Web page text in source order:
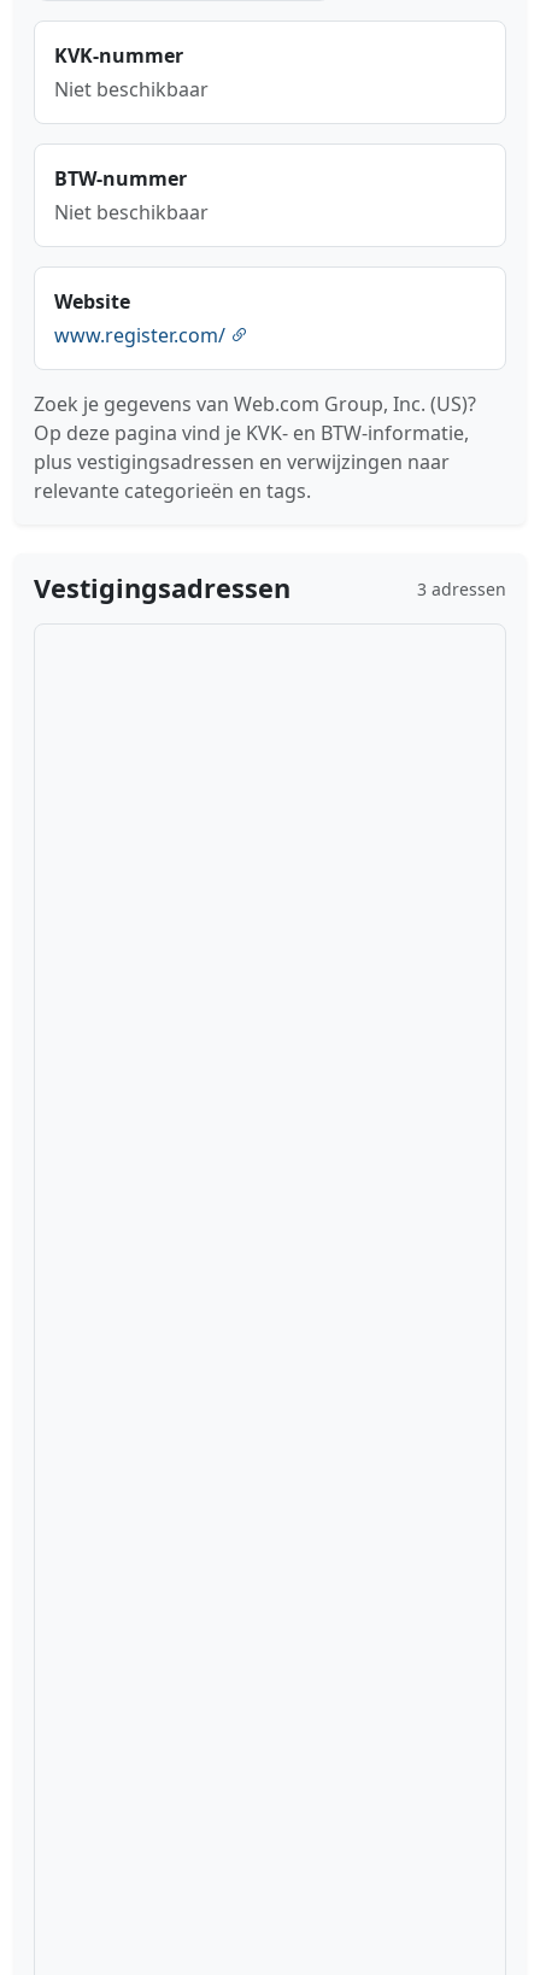
KVK-nummer
Niet beschikbaar
BTW-nummer
Niet beschikbaar
Website
www.register.com/
Zoek je gegevens van Web.com Group, Inc. (US)?
Op deze pagina vind je KVK- en BTW-informatie,
plus vestigingsadressen en verwijzingen naar
relevante categorieën en tags.
Vestigingsadressen 3 adressen